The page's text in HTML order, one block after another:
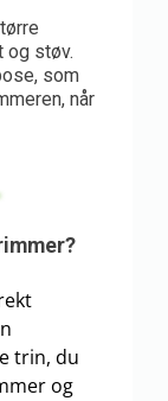
og støv.
som
når
trin, du
og